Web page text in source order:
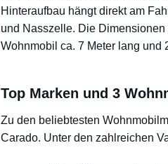
Hinteraufbau hängt direkt am
und Nasszelle. Die
Wohnmobil ca. 7 Meter lang und
Top Marken und 3
Zu den beliebtesten
Carado. Unter den zahlreichen